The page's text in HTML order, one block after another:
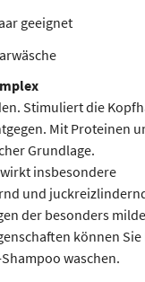
geeignet
Stimuliert die
Mit Proteinen
Grundlage.
insbeson­dere
und
der besonders
können Sie
waschen.